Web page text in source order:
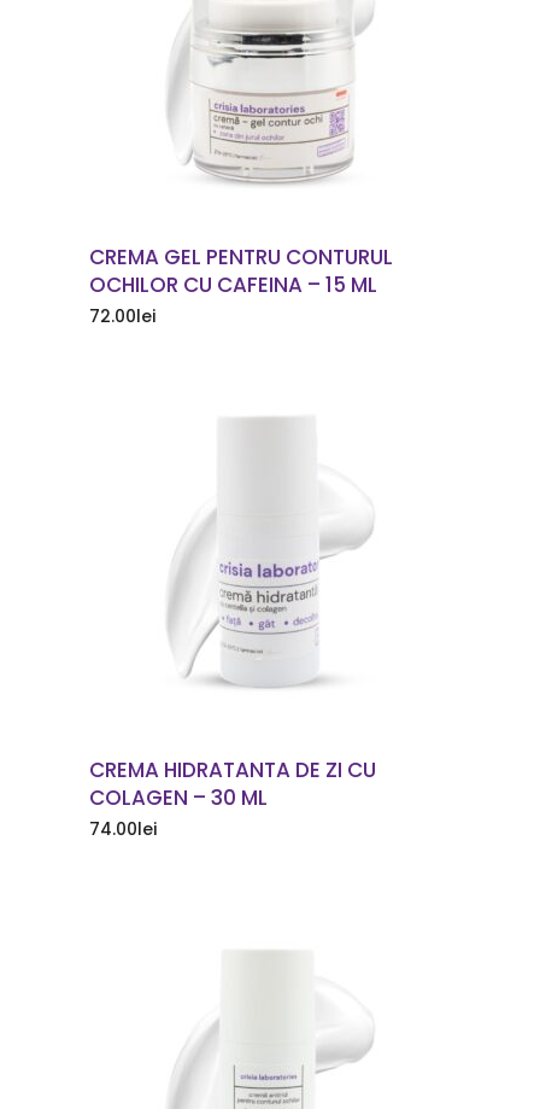
COMANDA ACUM
CREMA GEL PENTRU CONTURUL
OCHILOR CU CAFEINA – 15 ML
72.00lei
COMANDA ACUM
CREMA HIDRATANTA DE ZI CU
COLAGEN – 30 ML
74.00lei
COMANDA ACUM